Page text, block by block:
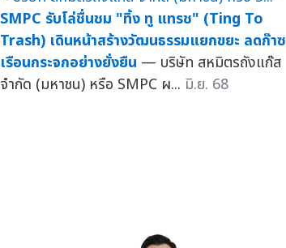
SMPC รับโล่ชื่นชม "ทิ้ง ทู แทรช" (Ting To
Trash) เดินหน้าสร้างวัฒนธรรมแยกขยะ ลดก๊าซ
เรือนกระจกอย่างยั่งยืน — บริษัท สหมิตรถังแก๊ส
จำกัด (มหาชน) หรือ SMPC ผ... มิ.ย. 68